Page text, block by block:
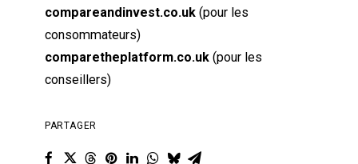
compareandinvest.co.uk (pour les
consommateurs)
comparetheplatform.co.uk (pour les
conseillers)
PARTAGER